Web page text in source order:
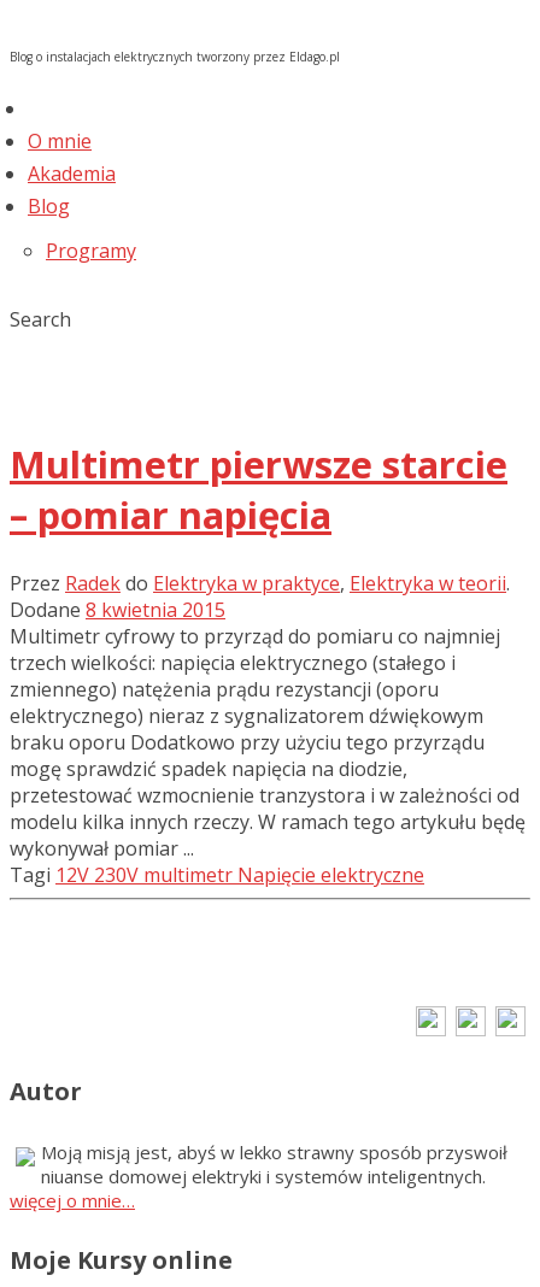
Blog o instalacjach elektrycznych tworzony przez Eldago.pl
O mnie
Akademia
Blog
Programy
Search
Multimetr pierwsze starcie
– pomiar napięcia
Przez Radekdo Elektryka w praktyce, Elektryka w teorii.
Dodane 8 kwietnia 2015
Multimetr cyfrowy to przyrząd do pomiaru co najmniej
trzech wielkości: napięcia elektrycznego (stałego i
zmiennego) natężenia prądu rezystancji (oporu
elektrycznego) nieraz z sygnalizatorem dźwiękowym
braku oporu Dodatkowo przy użyciu tego przyrządu
mogę sprawdzić spadek napięcia na diodzie,
przetestować wzmocnienie tranzystora i w zależności od
modelu kilka innych rzeczy. W ramach tego artykułu będę
wykonywał pomiar ...
Tagi 12V 230V multimetr Napięcie elektryczne
Autor
Moją misją jest, abyś w lekko strawny sposób przyswoił
niuanse domowej elektryki i systemów inteligentnych.
więcej o mnie…
Moje Kursy online